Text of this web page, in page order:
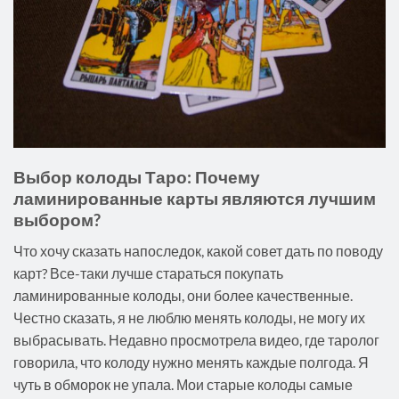
Выбор колоды Таро: Почему
ламинированные карты являются лучшим
выбором?
Что хочу сказать напоследок, какой совет дать по поводу
карт? Все-таки лучше стараться покупать
ламинированные колоды, они более качественные.
Честно сказать, я не люблю менять колоды, не могу их
выбрасывать. Недавно просмотрела видео, где таролог
говорила, что колоду нужно менять каждые полгода. Я
чуть в обморок не упала. Мои старые колоды самые